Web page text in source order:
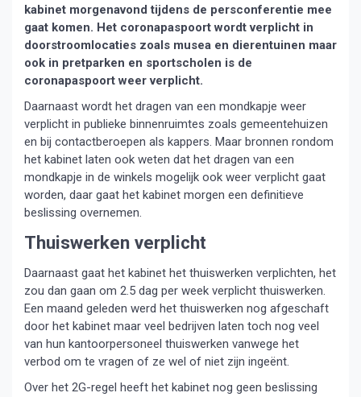
kabinet morgenavond tijdens de persconferentie mee
gaat komen. Het coronapaspoort wordt verplicht in
doorstroomlocaties zoals musea en dierentuinen maar
ook in pretparken en sportscholen is de
coronapaspoort weer verplicht.
Daarnaast wordt het dragen van een mondkapje weer
verplicht in publieke binnenruimtes zoals gemeentehuizen
en bij contactberoepen als kappers. Maar bronnen rondom
het kabinet laten ook weten dat het dragen van een
mondkapje in de winkels mogelijk ook weer verplicht gaat
worden, daar gaat het kabinet morgen een definitieve
beslissing overnemen.
Thuiswerken verplicht
Daarnaast gaat het kabinet het thuiswerken verplichten, het
zou dan gaan om 2.5 dag per week verplicht thuiswerken.
Een maand geleden werd het thuiswerken nog afgeschaft
door het kabinet maar veel bedrijven laten toch nog veel
van hun kantoorpersoneel thuiswerken vanwege het
verbod om te vragen of ze wel of niet zijn ingeënt.
Over het 2G-regel heeft het kabinet nog geen beslissing